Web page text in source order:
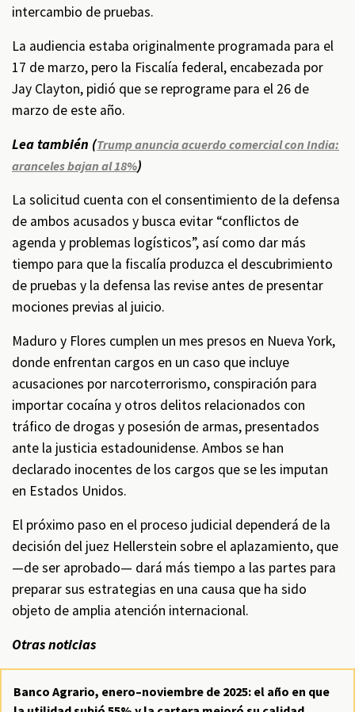
intercambio de pruebas.
La audiencia estaba originalmente programada para el
17 de marzo, pero la Fiscalía federal, encabezada por
Jay Clayton, pidió que se reprograme para el 26 de
marzo de este año.
Lea también (Trump anuncia acuerdo comercial con India:
aranceles bajan al 18%)
La solicitud cuenta con el consentimiento de la defensa
de ambos acusados y busca evitar “conflictos de
agenda y problemas logísticos”, así como dar más
tiempo para que la fiscalía produzca el descubrimiento
de pruebas y la defensa las revise antes de presentar
mociones previas al juicio.
Maduro y Flores cumplen un mes presos en Nueva York,
donde enfrentan cargos en un caso que incluye
acusaciones por narcoterrorismo, conspiración para
importar cocaína y otros delitos relacionados con
tráfico de drogas y posesión de armas, presentados
ante la justicia estadounidense. Ambos se han
declarado inocentes de los cargos que se les imputan
en Estados Unidos.
El próximo paso en el proceso judicial dependerá de la
decisión del juez Hellerstein sobre el aplazamiento, que
—de ser aprobado— dará más tiempo a las partes para
preparar sus estrategias en una causa que ha sido
objeto de amplia atención internacional.
Otras noticias
Banco Agrario, enero–noviembre de 2025: el año en que